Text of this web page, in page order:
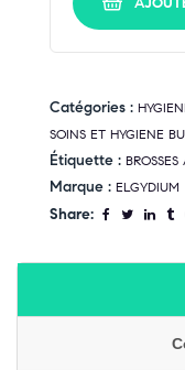
Catégories :
SOINS ET HYGIENE
Étiquette :
Marque : ELGYDIUM
Share: